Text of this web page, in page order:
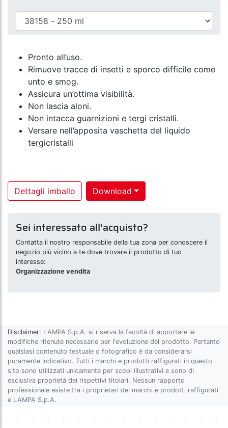
Pronto all’uso.
Rimuove tracce di insetti e sporco difficile come
unto e smog.
Assicura un’ottima visibilità.
Non lascia aloni.
Non intacca guarnizioni e tergi cristalli.
Versare nell’apposita vaschetta del liquido
tergicristalli
Dettagli imballo Download
Sei interessato all'acquisto?
Contatta il nostro responsabile della tua zona per conoscere il
negozio più vicino a te dove trovare il prodotto di tuo
interesse:
Organizzazione vendita
Disclaimer: LAMPA S.p.A. si riserva la facoltà di apportare le
modifiche ritenute necessarie per l'evoluzione del prodotto. Pertanto
qualsiasi contenuto testuale o fotografico è da considerarsi
puramente indicativo. Tutti i marchi e prodotti raffigurati in questo
sito sono utilizzati unicamente per scopi illustrativi e sono di
esclusiva proprietà dei rispettivi titolari. Nessun rapporto
professionale esiste tra i proprietari dei marchi e prodotti raffigurati
e LAMPA S.p.A.